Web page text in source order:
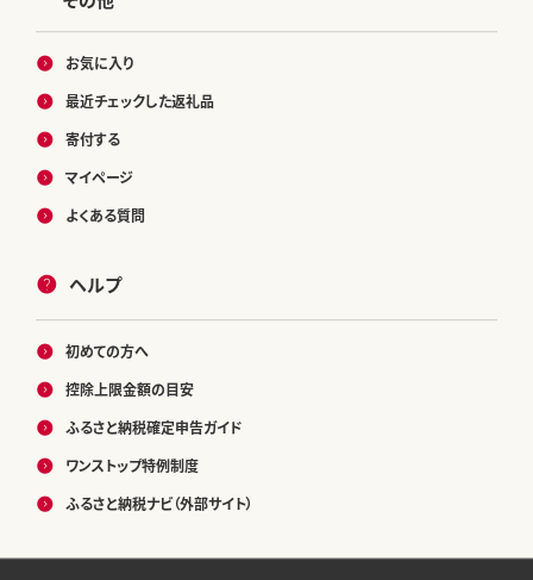
お気に入り
最近チェックした返礼品
寄付する
マイページ
よくある質問
ヘルプ
初めての方へ
控除上限金額の目安
ふるさと納税確定申告ガイド
ワンストップ特例制度
ふるさと納税ナビ（外部サイト）